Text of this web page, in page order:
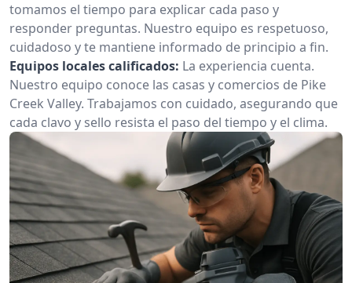
tomamos el tiempo para explicar cada paso y
responder preguntas. Nuestro equipo es respetuoso,
cuidadoso y te mantiene informado de principio a fin.
Equipos locales calificados: La experiencia cuenta.
Nuestro equipo conoce las casas y comercios de Pike
Creek Valley. Trabajamos con cuidado, asegurando que
cada clavo y sello resista el paso del tiempo y el clima.